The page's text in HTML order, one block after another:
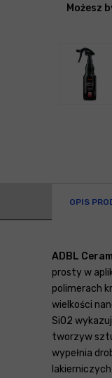
Możesz
OPIS
ADBL
prosty w
polimerach
wielkości
SiO2
tworzyw
wypełnia